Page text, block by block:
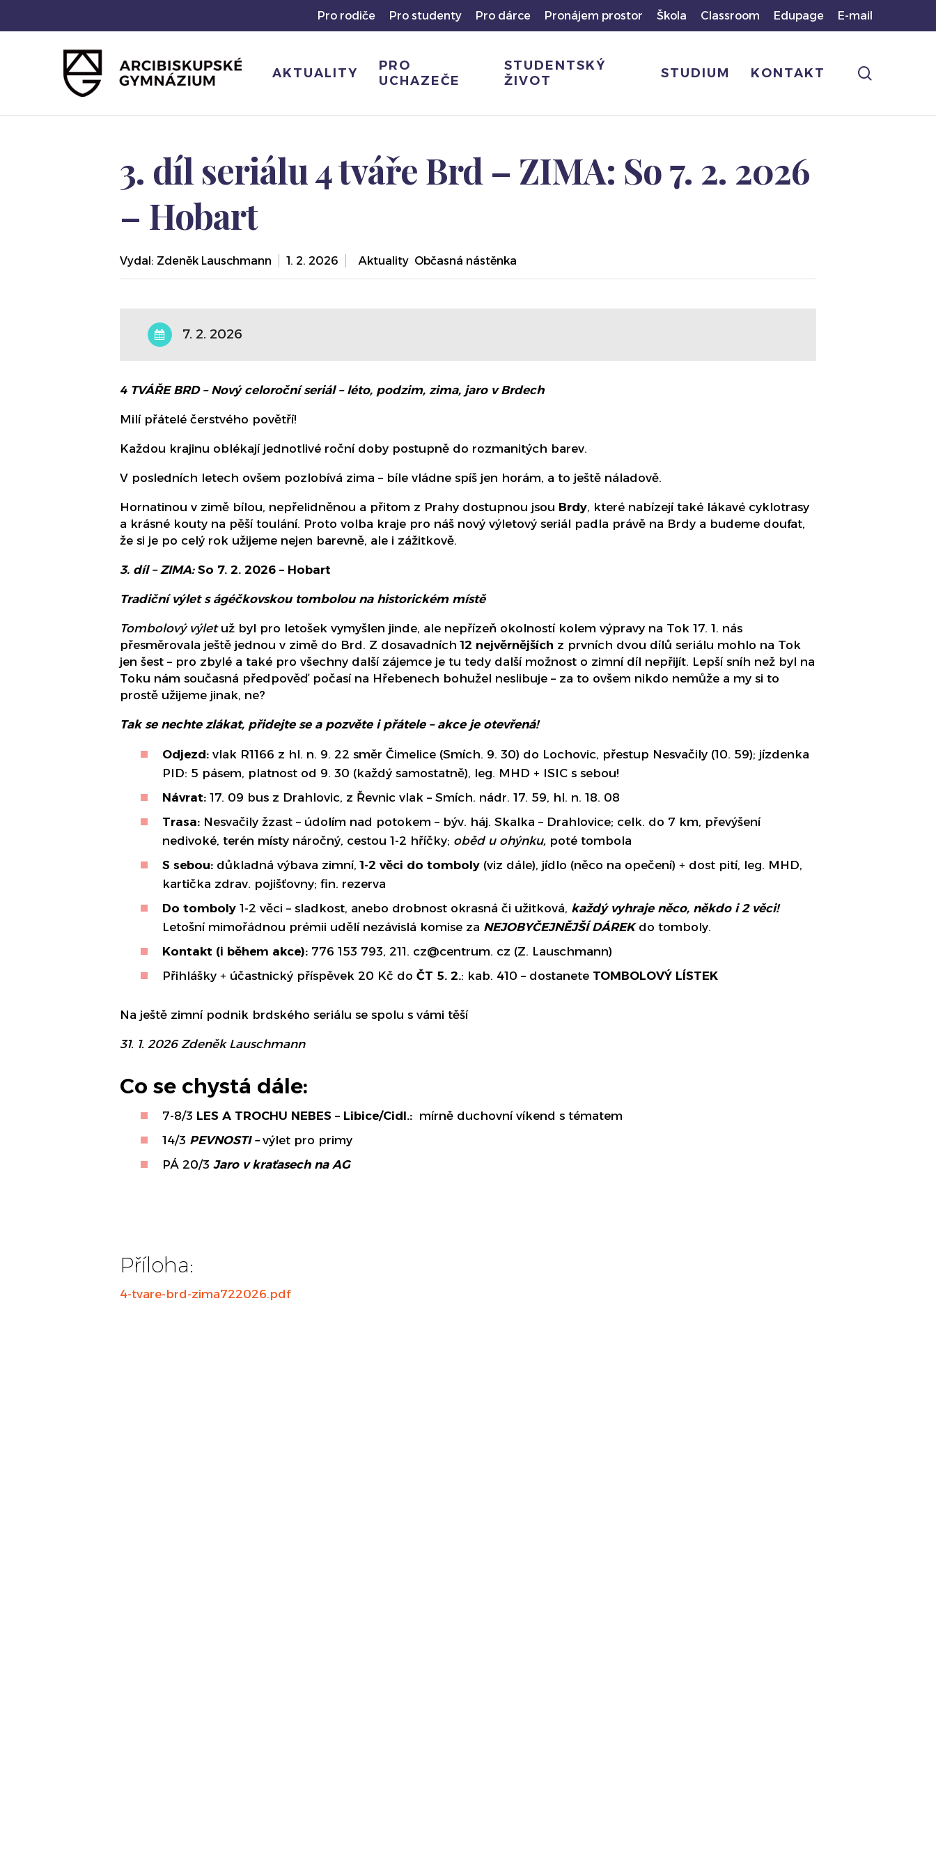
Pro rodiče Pro studenty Pro dárce Pronájem prostor Škola Classroom Edupage E-mail
AKTUALITY
PRO
UCHAZEČE
STUDENTSKÝ
ŽIVOT
STUDIUM KONTAKT
3. díl seriálu 4 tváře Brd – ZIMA: So 7. 2. 2026
– Hobart
Vydal: Zdeněk Lauschmann 1. 2. 2026 ,Aktuality Občasná nástěnka
7. 2. 2026
4 TVÁŘE BRD – Nový celoroční seriál – léto, podzim, zima, jaro v Brdech
Milí přátelé čerstvého povětří!
Každou krajinu oblékají jednotlivé roční doby postupně do rozmanitých barev.
V posledních letech ovšem pozlobívá zima – bíle vládne spíš jen horám, a to ještě náladově.
Hornatinou v zimě bílou, nepřelidněnou a přitom z Prahy dostupnou jsou Brdy, které nabízejí také lákavé cyklotrasy
a krásné kouty na pěší toulání. Proto volba kraje pro náš nový výletový seriál padla právě na Brdy a budeme doufat,
že si je po celý rok užijeme nejen barevně, ale i zážitkově.
3. díl– ZIMA: So 7. 2. 2026 – Hobart
Tradiční výlet s ágéčkovskou tombolou na historickém místě
Tombolový výlet už byl pro letošek vymyšlen jinde, ale nepřízeň okolností kolem výpravy na Tok 17. 1. nás
přesměrovala ještě jednou v zimě do Brd. Z dosavadních12 nejvěrnějších z prvních dvou dílů seriálu mohlo na Tok
jen šest – pro zbylé a také pro všechny další zájemce je tu tedy další možnost o zimní díl nepřijít. Lepší sníh než byl na
Toku nám současná předpověď počasí na Hřebenech bohužel neslibuje – za to ovšem nikdo nemůže a my si to
prostě užijeme jinak, ne?
Tak se nechte zlákat, přidejte se a pozvěte i přátele – akce je otevřená!
Odjezd:vlak R1166 z hl. n. 9. 22 směr Čimelice (Smích. 9. 30) do Lochovic, přestup Nesvačily (10. 59); jízdenka
PID: 5 pásem, platnost od 9. 30 (každý samostatně), leg. MHD + ISIC s sebou!
Návrat:17. 09 bus z Drahlovic, z Řevnic vlak – Smích. nádr. 17. 59, hl. n. 18. 08
Trasa:Nesvačily žzast – údolím nad potokem – býv. háj. Skalka – Drahlovice; celk. do 7 km, převýšení
nedivoké, terén místy náročný, cestou 1-2 hříčky; oběd u ohýnku, poté tombola
S sebou:důkladná výbava zimní,1-2 věci do tomboly (viz dále), jídlo (něco na opečení) + dost pití, leg. MHD,
kartička zdrav. pojišťovny; fin. rezerva
Do tomboly1-2 věci – sladkost, anebo drobnost okrasná či užitková, každý vyhraje něco, někdo i 2 věci!
Letošní mimořádnou prémii udělí nezávislá komise za NEJOBYČEJNĚJŠÍ DÁREKdo tomboly.
Kontakt (i během akce):776 153 793, 211. cz@centrum. cz (Z. Lauschmann)
Přihlášky + účastnický příspěvek 20 Kč do ČT 5. 2.: kab. 410 – dostanete TOMBOLOVÝ LÍSTEK
Na ještě zimní podnik brdského seriálu se spolu s vámi těší
31. 1. 2026 Zdeněk Lauschmann
Co se chystá dále:
7-8/3 LES A TROCHU NEBES – Libice/Cidl.: mírně duchovní víkend s tématem
14/3 PEVNOSTI –výlet pro primy
PÁ 20/3 Jaro v kraťasech na AG
Příloha:
4-tvare-brd-zima722026.pdf